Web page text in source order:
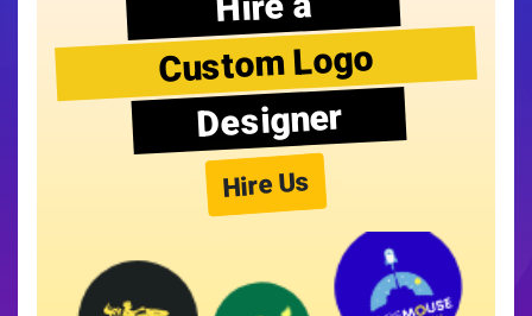
Custom Logo
Designer
Hire Us